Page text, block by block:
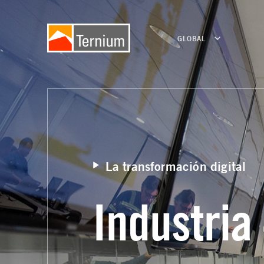
GLOBAL
La transformación digital
Industria